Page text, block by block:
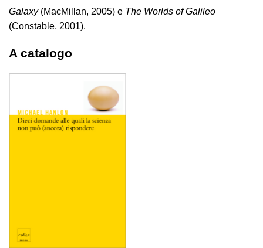
Galaxy(MacMillan, 2005) e The Worlds of Galileo
(Constable, 2001).
A catalogo